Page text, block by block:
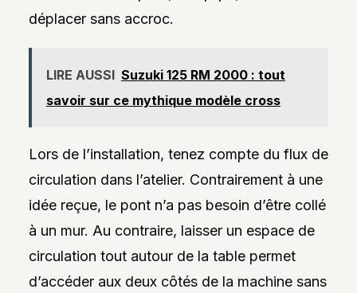
déplacer sans accroc.
LIRE AUSSI Suzuki 125 RM 2000 : tout
savoir sur ce mythique modèle cross
Lors de l’installation, tenez compte du flux de
circulation dans l’atelier. Contrairement à une
idée reçue, le pont n’a pas besoin d’être collé
à un mur. Au contraire, laisser un espace de
circulation tout autour de la table permet
d’accéder aux deux côtés de la machine sans